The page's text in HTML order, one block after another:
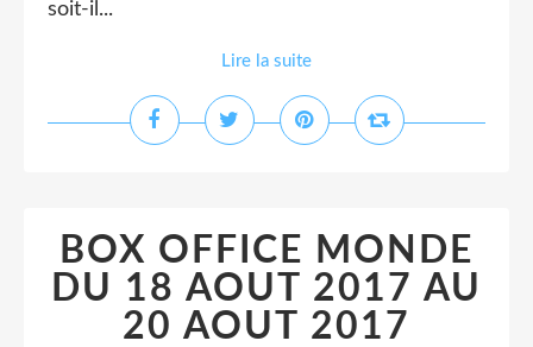
soit-il...
Lire la suite
BOX OFFICE MONDE
DU 18 AOUT 2017 AU
20 AOUT 2017